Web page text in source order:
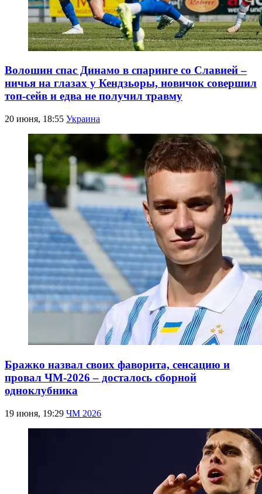
Волошин спас Динамо в спаринге со Славией –
ничья на глазах у Кендзьоры, новичок совершил
топ-сейв и едва не получил травму
20 июня, 18:55 Украина
Бражко назвал своих фаворита, сенсацию и
провал ЧМ-2026 – досталось сборной
одноклубника
19 июня, 19:29 ЧМ 2026